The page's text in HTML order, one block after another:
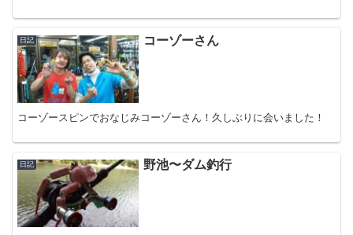
日記 コーゾーさん
コーゾースピンでおなじみコーゾーさん！久しぶりに会いました！
日記 野池〜ダム釣行